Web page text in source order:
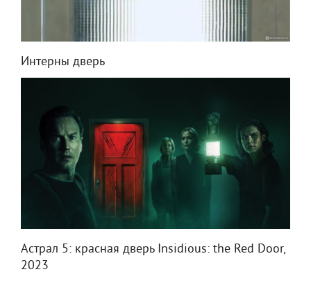
Интерны дверь
Астрал 5: красная дверь Insidious: the Red Door,
2023